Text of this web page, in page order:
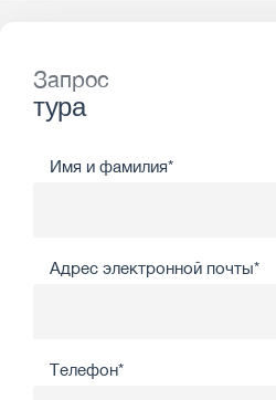
Запрос
тура
Имя и фамилия*
Адрес электронной почты*
Телефон*